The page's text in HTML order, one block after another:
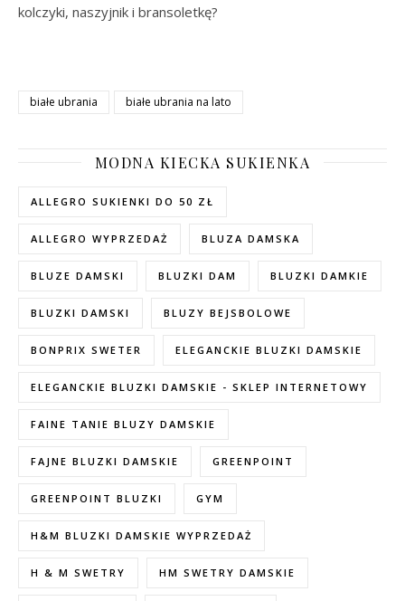
kolczyki, naszyjnik i bransoletkę?
białe ubrania białe ubrania na lato
MODNA KIECKA SUKIENKA
ALLEGRO SUKIENKI DO 50 ZŁ
ALLEGRO WYPRZEDAŻ BLUZA DAMSKA
BLUZE DAMSKI BLUZKI DAM BLUZKI DAMKIE
BLUZKI DAMSKI BLUZY BEJSBOLOWE
BONPRIX SWETER ELEGANCKIE BLUZKI DAMSKIE
ELEGANCKIE BLUZKI DAMSKIE - SKLEP INTERNETOWY
FAINE TANIE BLUZY DAMSKIE
FAJNE BLUZKI DAMSKIE GREENPOINT
GREENPOINT BLUZKI GYM
H&M BLUZKI DAMSKIE WYPRZEDAŻ
H & M SWETRY HM SWETRY DAMSKIE